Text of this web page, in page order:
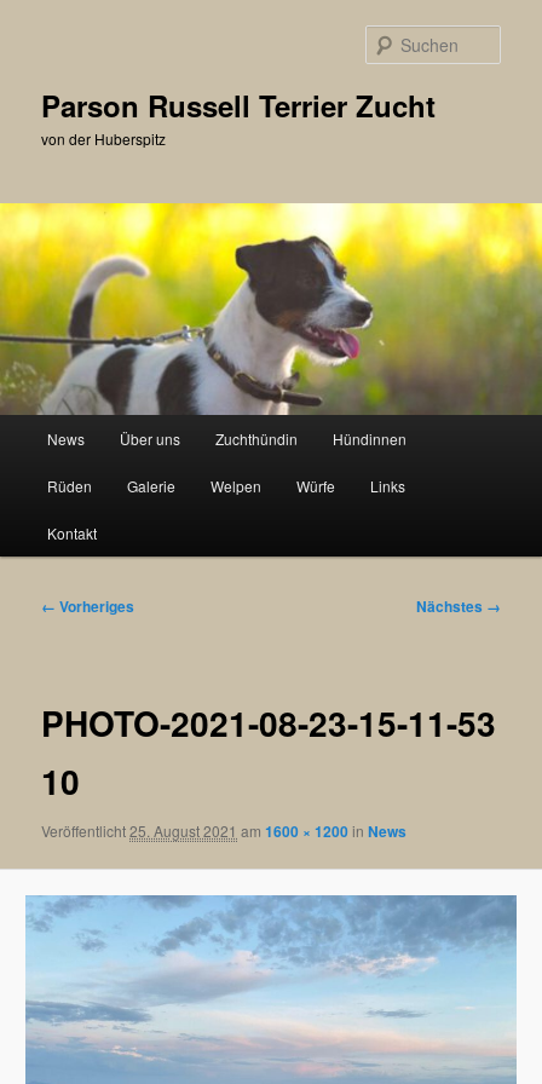
Parson Russell Terrier Zucht
von der Huberspitz
News Über uns Zuchthündin Hündinnen
Rüden Galerie Welpen Würfe Links
Kontakt
Bilder-
← Vorheriges Nächstes →
PHOTO-2021-08-23-15-11-53
10
Veröffentlicht25. August 2021 am1600 × 1200inNews